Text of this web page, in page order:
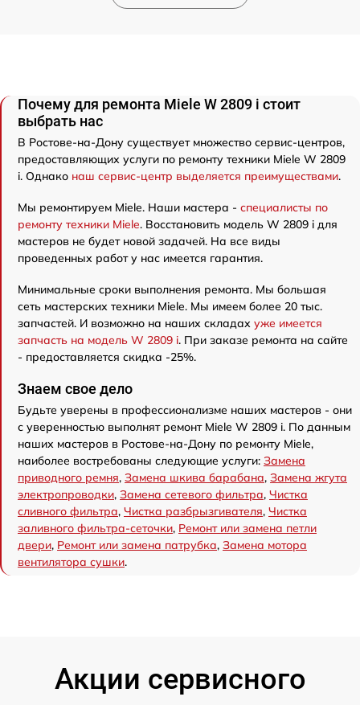
Почему для ремонта Miele W 2809 i стоит
выбрать нас
В Ростове-на-Дону существует множество сервис-центров,
предоставляющих услуги по ремонту техники Miele W 2809
i. Однако наш сервис-центр выделяется преимуществами.
Мы ремонтируем Miele. Наши мастера - специалисты по
ремонту техники Miele. Восстановить модель W 2809 i для
мастеров не будет новой задачей. На все виды
проведенных работ у нас имеется гарантия.
Минимальные сроки выполнения ремонта. Мы большая
сеть мастерских техники Miele. Мы имеем более 20 тыс.
запчастей. И возможно на наших складах уже имеется
запчасть на модель W 2809 i. При заказе ремонта на сайте
- предоставляется скидка -25%.
Знаем свое дело
Будьте уверены в профессионализме наших мастеров - они
с уверенностью выполнят ремонт Miele W 2809 i. По данным
наших мастеров в Ростове-на-Дону по ремонту Miele,
наиболее востребованы следующие услуги: Замена
приводного ремня, Замена шкива барабана, Замена жгута
электропроводки, Замена сетевого фильтра, Чистка
сливного фильтра, Чистка разбрызгивателя, Чистка
заливного фильтра-сеточки, Ремонт или замена петли
двери, Ремонт или замена патрубка, Замена мотора
вентилятора сушки.
Акции сервисного